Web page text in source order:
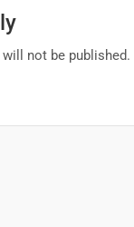
not be published.